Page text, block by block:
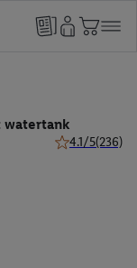
watertank
4.1/5(236)